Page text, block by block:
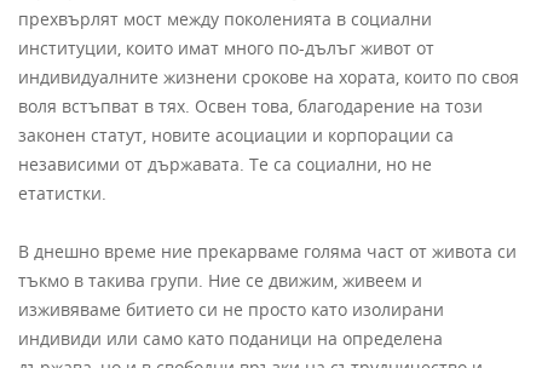
прехвърлят мост между поколенията в социални
институции, които имат много по-дълъг живот от
индивидуалните жизнени срокове на хората, които по своя
воля встъпват в тях. Освен това, благодарение на този
законен статут, новите асоциации и корпорации са
независими от държавата. Те са социални, но не
етатистки.
В днешно време ние прекарваме голяма част от живота си
тъкмо в такива групи. Ние се движим, живеем и
изживяваме битието си не просто като изолирани
индивиди или само като поданици на определена